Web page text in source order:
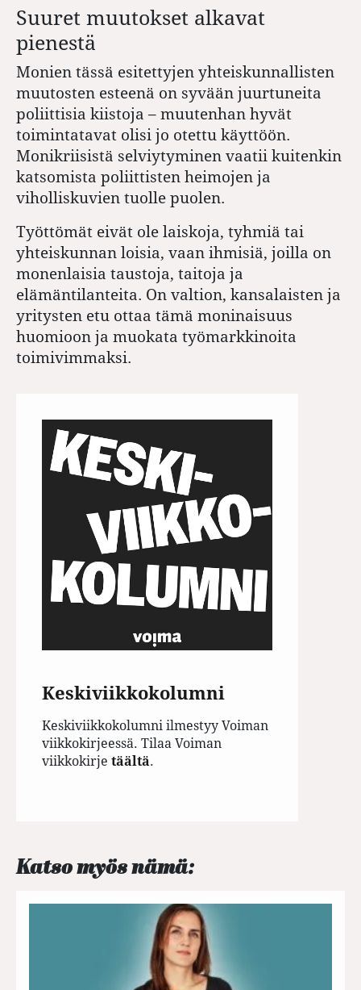
Suuret muutokset alkavat
pienestä
Monien tässä esitettyjen yhteiskunnallisten
muutosten esteenä on syvään juurtuneita
poliittisia kiistoja – muutenhan hyvät
toimintatavat olisi jo otettu käyttöön.
Monikriisistä selviytyminen vaatii kuitenkin
katsomista poliittisten heimojen ja
viholliskuvien tuolle puolen.
Työttömät eivät ole laiskoja, tyhmiä tai
yhteiskunnan loisia, vaan ihmisiä, joilla on
monenlaisia taustoja, taitoja ja
elämäntilanteita. On valtion, kansalaisten ja
yritysten etu ottaa tämä moninaisuus
huomioon ja muokata työmarkkinoita
toimivimmaksi.
Keskiviikkokolumni
Keskiviikkokolumni ilmestyy Voiman
viikkokirjeessä. Tilaa Voiman
viikkokirje täältä.
Katso myös nämä: